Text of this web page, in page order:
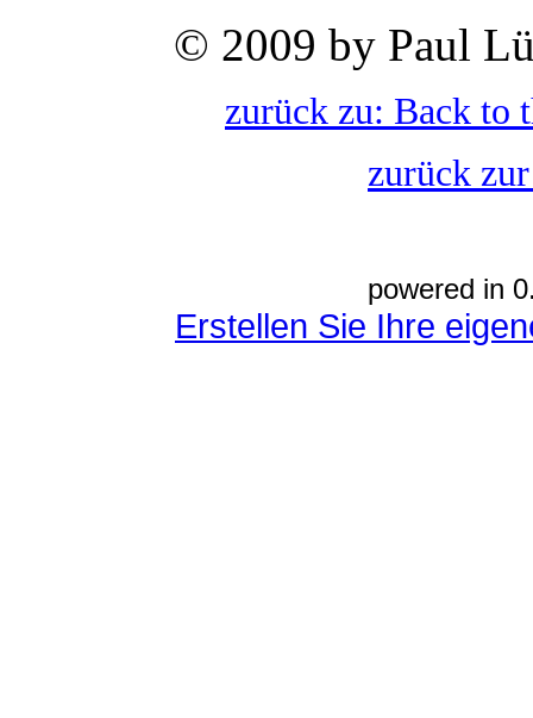
© 2009 by Paul
zurück zu: Back to
zurück
powered in
Erstellen Sie Ihre